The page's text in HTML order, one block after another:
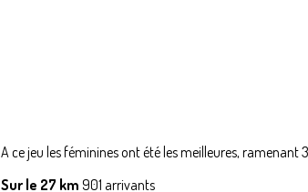
A ce jeu les féminines ont été les meilleures,
Sur le 27 km 901 arrivants